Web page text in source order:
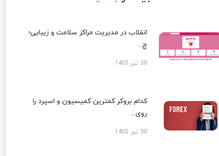
انقلاب در مدیریت مراکز سلامت و زیبایی؛
چ...
30 تیر 1405
کدام بروکر کمترین کمیسیون و اسپرد را
روی...
30 تیر 1405